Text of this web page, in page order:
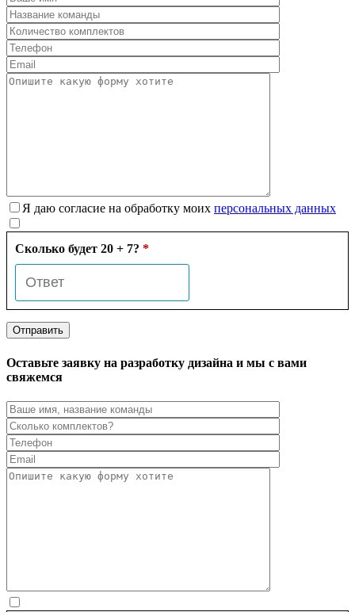
Я даю согласие на обработку моих персональных данных
Сколько будет 20 + 7? *
Оставьте заявку на разработку дизайна и мы с вами
свяжемся